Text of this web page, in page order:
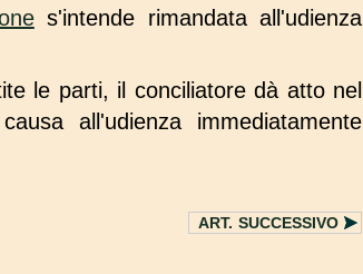
s'intende rimandata all'udienza
le parti, il conciliatore dà atto nel
all'udienza immediatamente
ART. SUCCESSIVO